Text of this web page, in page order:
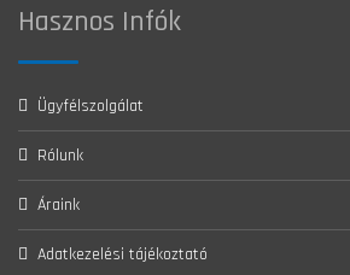
Hasznos Infók
Ügyfélszolgálat
Rólunk
Áraink
Adatkezelési tájékoztató